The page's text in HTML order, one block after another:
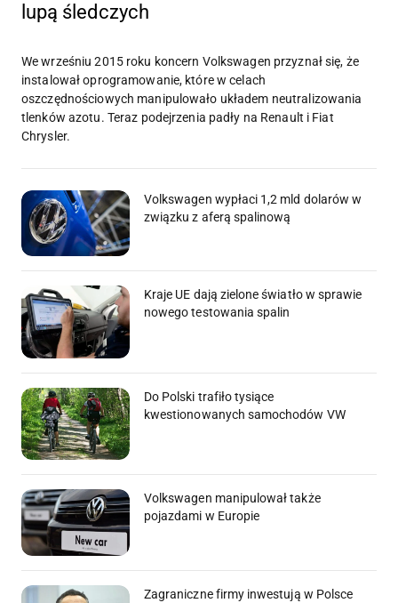
lupą śledczych
We wrześniu 2015 roku koncern Volkswagen przyznał się, że
instalował oprogramowanie, które w celach
oszczędnościowych manipulowało układem neutralizowania
tlenków azotu. Teraz podejrzenia padły na Renault i Fiat
Chrysler.
Volkswagen wypłaci 1,2 mld dolarów w
związku z aferą spalinową
Kraje UE dają zielone światło w sprawie
nowego testowania spalin
Do Polski trafiło tysiące
kwestionowanych samochodów VW
Volkswagen manipulował także
pojazdami w Europie
Zagraniczne firmy inwestują w Polsce